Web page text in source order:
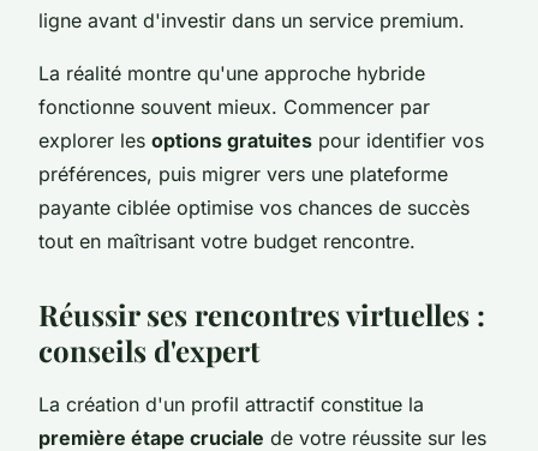
ligne avant d'investir dans un service premium.
La réalité montre qu'une approche hybride
fonctionne souvent mieux. Commencer par
explorer les options gratuites pour identifier vos
préférences, puis migrer vers une plateforme
payante ciblée optimise vos chances de succès
tout en maîtrisant votre budget rencontre.
Réussir ses rencontres virtuelles :
conseils d'expert
La création d'un profil attractif constitue la
première étape cruciale de votre réussite sur les